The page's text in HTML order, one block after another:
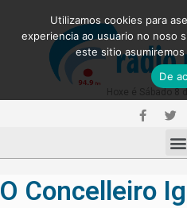
O Concelleiro
Utilizamos cookies para
experiencia ao usuario no noso
este sitio
De